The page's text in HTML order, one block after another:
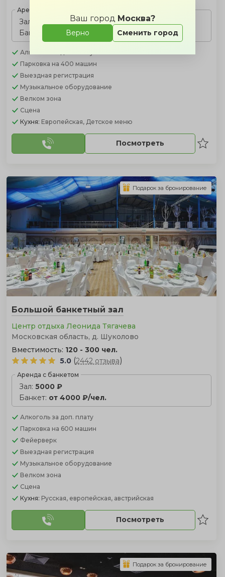
Ваш город Москва?
Верно Сменить город
Аренда с банкетом
Зал:
Банкет:
от 4200 ₽/чел.
Алкоголь
Парковка на 400 машин
Выездная регистрация
Музыкальное оборудование
Велком зона
Сцена
Кухня: Европейская, Детское меню
Посмотреть
Большой банкетный зал
Центр отдыха Леонида Тягачева
Московская область, д. Шуколово
Вместимость: 120 - 300 чел.
5.0 (2442 отзыва)
Аренда с банкетом
Зал: 5000 ₽
Банкет: от 4000 ₽/чел.
Алкоголь за доп. плату
Парковка на 600 машин
Фейерверк
Выездная регистрация
Музыкальное оборудование
Велком зона
Сцена
Кухня: Русская, европейская, австрийская
Посмотреть
Подарок за бронирование
Подарок за бронирование